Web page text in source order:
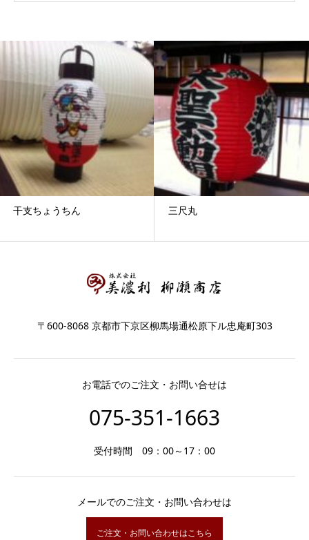
ちん
〒600-8068 京都市下京区柳馬場通松原下ル忠庵町303
お電話でのご注文・お問い合せは
075-351-1663
受付時間 09：00～17：00
メールでのご注文・お問い合わせは
ご注文・お問い合わせはこちら